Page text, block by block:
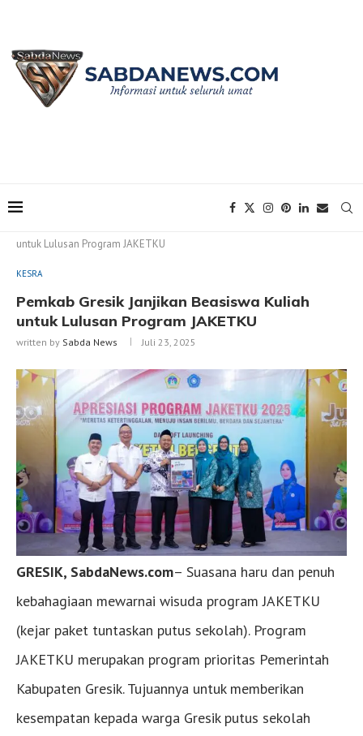
untuk Lulusan Program JAKETKU
KESRA
Pemkab Gresik Janjikan Beasiswa Kuliah
untuk Lulusan Program JAKETKU
written by Sabda News Juli 23, 2025
GRESIK, SabdaNews.com– Suasana haru dan penuh
kebahagiaan mewarnai wisuda program JAKETKU
(kejar paket tuntaskan putus sekolah). Program
JAKETKU merupakan program prioritas Pemerintah
Kabupaten Gresik. Tujuannya untuk memberikan
kesempatan kepada warga Gresik putus sekolah